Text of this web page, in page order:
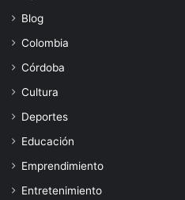
Blog
Colombia
Córdoba
Cultura
Deportes
Educación
Emprendimiento
Entretenimiento